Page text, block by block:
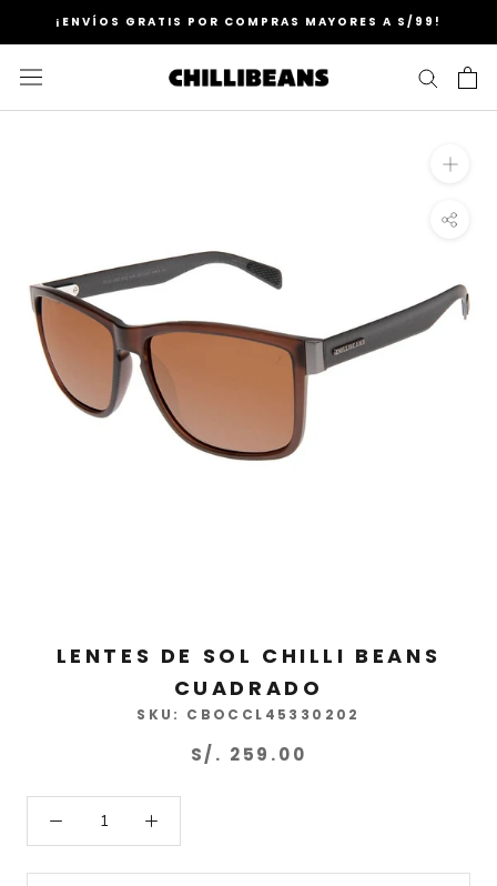
¡ENVÍOS GRATIS POR COMPRAS MAYORES A S/99!
LENTES DE SOL CHILLI BEANS
CUADRADO
SKU: CBOCCL45330202
S/. 259.00